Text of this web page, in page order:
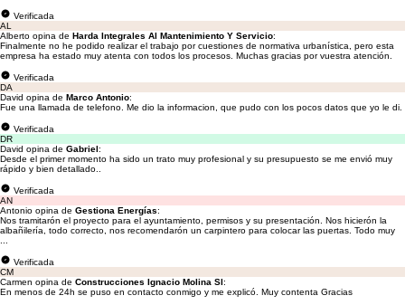
Verificada
AL
Alberto opina de Harda Integrales Al Mantenimiento Y Servicio:
Finalmente no he podido realizar el trabajo por cuestiones de normativa urbanística, pero esta
empresa ha estado muy atenta con todos los procesos. Muchas gracias por vuestra atención.
Verificada
DA
David opina de Marco Antonio:
Fue una llamada de telefono. Me dio la informacion, que pudo con los pocos datos que yo le di.
Verificada
DR
David opina de Gabriel:
Desde el primer momento ha sido un trato muy profesional y su presupuesto se me envió muy
rápido y bien detallado..
Verificada
AN
Antonio opina de Gestiona Energías:
Nos tramitarón el proyecto para el ayuntamiento, permisos y su presentación. Nos hicierón la
albañilería, todo correcto, nos recomendarón un carpintero para colocar las puertas. Todo muy
Verificada
CM
Carmen opina de Construcciones Ignacio Molina Sl:
En menos de 24h se puso en contacto conmigo y me explicó. Muy contenta Gracias